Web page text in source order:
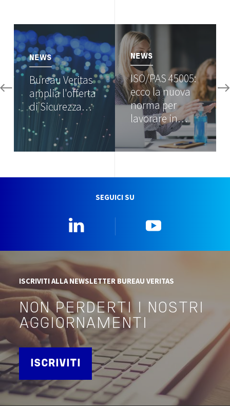
Image
NEWS
Bureau Veritas
amplia l'offerta
di Sicurezza…
Image
NEWS
ISO/PAS 45005:
ecco la nuova
norma per
lavorare in…
SEGUICI SU
ISCRIVITI ALLA NEWSLETTER BUREAU VERITAS
NON PERDERTI I NOSTRI
AGGIORNAMENTI
ISCRIVITI